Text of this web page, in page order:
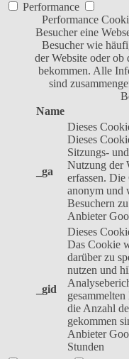
Performance
Performance
Besucher eine
Besucher wie
der Website oder ob
bekommen. Alle
sind
Name
_ga
Dieses
Dieses
Sitzungs-
Nutzung der
erfassen.
anonym und
Besuchern
Anbieter
_gid
Dieses
Das Cookie
darüber zu
nutzen und
die Anzahl
gekommen
Anbieter
Stunden